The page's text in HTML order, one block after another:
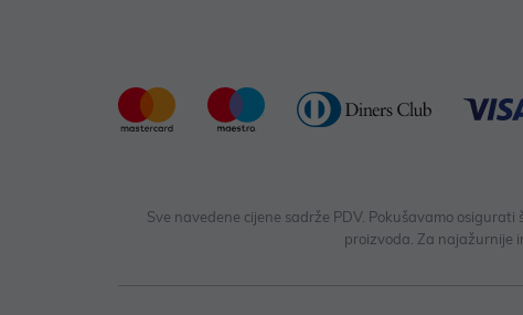
Sve navedene cijene sadrže PDV. Pokušavamo
proizvoda. Za najažurnije